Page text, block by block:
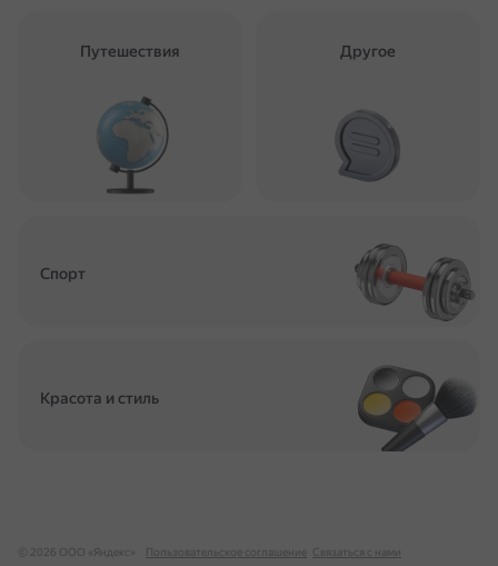
Красота и стиль
Спорт
Путешествия Другое
© 2026 ООО «Яндекс» Пользовательское соглашение Связаться с нами